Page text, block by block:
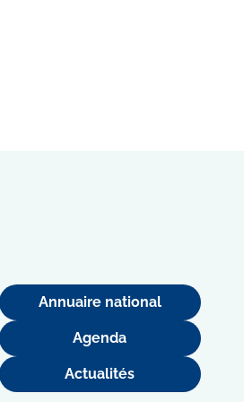
Annuaire national
Agenda
Actualités